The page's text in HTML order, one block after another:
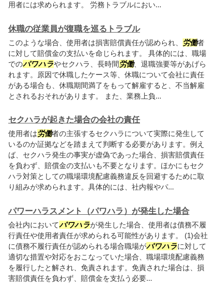
用者には求められます。 労務トラブルにおい...
休職の従業員が復職を巡るトラブル
このような場合、使用者は損害賠償責任が認められ、 労働者
に対して賠償金の支払いを命じられます。 具体的には、職場
でのパワハラやセクハラ、長時間労働、退職強要等があげら
れます。原因で休職したケース等、休職について会社に責任
がある場合も、休職期間満了をもって解雇すると、不当解雇
とされるおそれがあります。 また、業務上負...
セクハラが起きた場合の会社の責任
使用者は労働者の主張するセクハラについて実際に発生して
いるのか証拠などを踏まえて判断する必要があります。例え
ば、セクハラ発生の事実が虚偽であった場合、損害賠償責任
を負わず、賠償金の支払いも不要となります。ほかにもセク
ハラ対策としての職場環境配慮義務違反を回避するために取
り組みが求められます。具体的には、社内報やパ...
パワーハラスメント（パワハラ）が発生した場合
会社内においてパワハラが発生した場合、使用者は債務不履
行責任や使用者責任が求められる可能性があります。 (1)会社
に債務不履行責任が認められる場合職場がパワハラに対して
適切な措置や対応をおこなっていた場合、職場環境配慮義務
を履行したと解され、免責されます。免責された場合は、損
害賠償責任を負わず、賠償金を支払う必要...